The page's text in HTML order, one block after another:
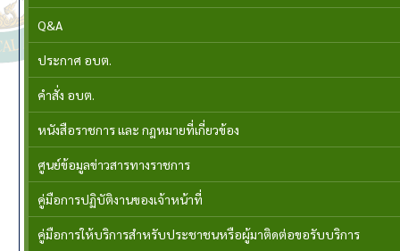
Q&A
ประกาศ อบต.
คำสั่ง อบต.
หนังสือราชการ และ กฎหมายที่เกี่ยวข้อง
ศูนย์ข้อมูลข่าวสารทางราชการ
คู่มือการปฏิบัติงานของเจ้าหน้าที่
คู่มือการให้บริการสำหรับประชาชนหรือผู้มาติดต่อขอรับบริการ